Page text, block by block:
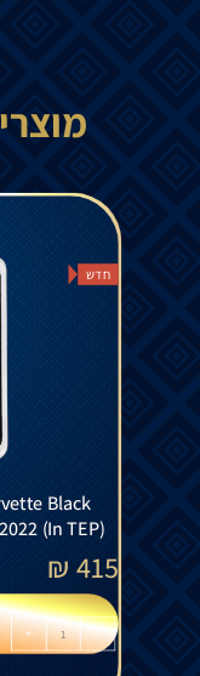
חדש
Black
(In TEP)
415
₪
-
+